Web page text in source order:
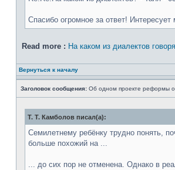
Спасибо огромное за ответ!
Read more : На каком из диалектов
Вернуться к началу
Заголовок сообщения: Об одном проекте реформы
Т. Т. Камболов писал(а):
Семилетнему ребёнку трудно понять,
больше похожий на ...
... до сих пор не отменена. Однако в